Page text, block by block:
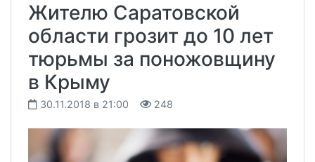
Жителю Саратовской
области грозит до 10 лет
тюрьмы за поножовщину
в Крыму
30.11.2018 в 21:00 248